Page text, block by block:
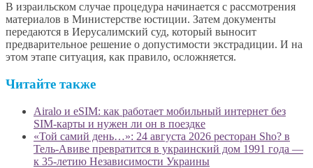
В израильском случае процедура начинается с рассмотрения
материалов в Министерстве юстиции. Затем документы
передаются в Иерусалимский суд, который выносит
предварительное решение о допустимости экстрадиции. И на
этом этапе ситуация, как правило, осложняется.
Читайте также
Airalo и eSIM: как работает мобильный интернет без
SIM-карты и нужен ли он в поездке
«Той самий день…»: 24 августа 2026 ресторан Sho? в
Тель-Авиве превратится в украинский дом 1991 года —
к 35-летию Независимости Украины